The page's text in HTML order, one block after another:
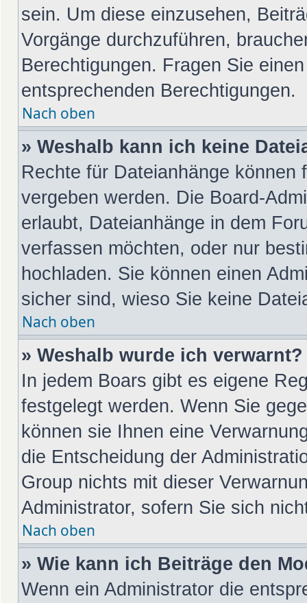
sein. Um diese einzusehen,
Vorgänge durchzuführen,
Berechtigungen. Fragen Sie
entsprechenden Berechtigungen.
Nach oben
» Weshalb kann ich keine
Rechte für Dateianhänge
vergeben werden. Die Board-
erlaubt, Dateianhänge in dem
verfassen möchten, oder nur
hochladen. Sie können einen
sicher sind, wieso Sie keine
Nach oben
» Weshalb wurde ich verwarnt?
In jedem Boars gibt es eigene
festgelegt werden. Wenn Sie
können sie Ihnen eine
die Entscheidung der
Group nichts mit dieser
Administrator, sofern Sie sich
Nach oben
» Wie kann ich Beiträge den
Wenn ein Administrator die